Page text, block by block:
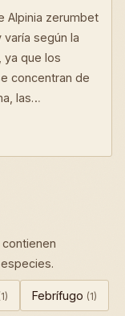
Alpinia zerumbet
según la
ya que los
concentran de
las…
Febrífugo (1)